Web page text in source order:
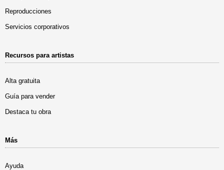
Reproducciones
Servicios corporativos
Recursos para artistas
Alta gratuita
Guía para vender
Destaca tu obra
Más
Ayuda